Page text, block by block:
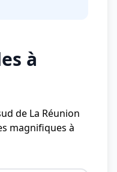
à
de La Réunion
magnifiques à